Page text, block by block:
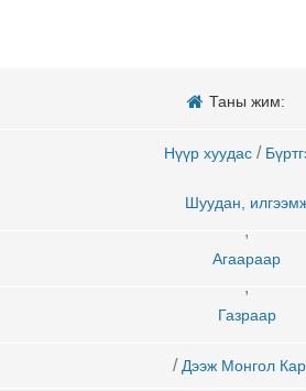
Таны жим:
Нүүр хуудас /
Шуудан,
,
Агаараар
,
Газраар
/ Дээж Монгол